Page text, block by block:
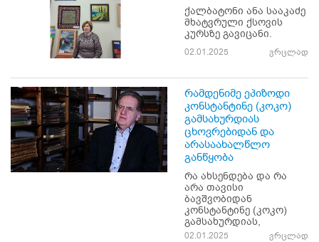
ქალბატონი ანა სააკაძე
მხატვრული ქსოვის
კურსზე გავიცანი.
02.01.2025 ვრცლად
რამდენიმე ეპიზოდი
კონსტანტინე (კოკო)
გამსახურდიას
ცხოვრებიდან და
არასაახალწლო
განწყობა
რა ახსენდება და რა
არა თავისი
ბავშვობიდან
კონსტანტინე (კოკო)
გამსახურდიას,
02.01.2025 ვრცლად